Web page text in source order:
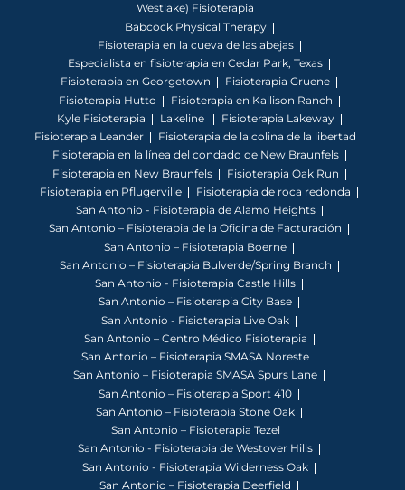
Westlake) Fisioterapia
Babcock Physical Therapy
Fisioterapia en la cueva de las abejas
Especialista en fisioterapia en Cedar Park, Texas
Fisioterapia en Georgetown
Fisioterapia Gruene
Fisioterapia Hutto
Fisioterapia en Kallison Ranch
Kyle Fisioterapia
Lakeline
Fisioterapia Lakeway
Fisioterapia Leander
Fisioterapia de la colina de la libertad
Fisioterapia en la línea del condado de New Braunfels
Fisioterapia en New Braunfels
Fisioterapia Oak Run
Fisioterapia en Pflugerville
Fisioterapia de roca redonda
San Antonio - Fisioterapia de Alamo Heights
San Antonio – Fisioterapia de la Oficina de Facturación
San Antonio – Fisioterapia Boerne
San Antonio – Fisioterapia Bulverde/Spring Branch
San Antonio - Fisioterapia Castle Hills
San Antonio – Fisioterapia City Base
San Antonio - Fisioterapia Live Oak
San Antonio – Centro Médico Fisioterapia
San Antonio – Fisioterapia SMASA Noreste
San Antonio – Fisioterapia SMASA Spurs Lane
San Antonio – Fisioterapia Sport 410
San Antonio – Fisioterapia Stone Oak
San Antonio – Fisioterapia Tezel
San Antonio - Fisioterapia de Westover Hills
San Antonio - Fisioterapia Wilderness Oak
San Antonio – Fisioterapia Deerfield